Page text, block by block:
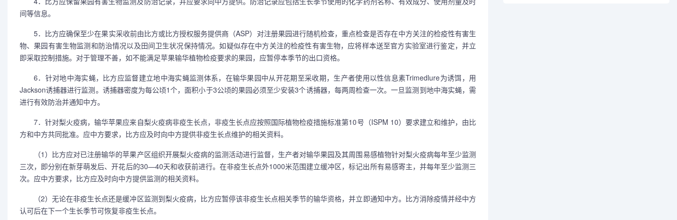
间等信息。
5．比方应确保至少在果实采收前由比方或比方授权服务提供商（ASP）对注册果园进行随机检查，重点检查是否存在中方关注的检疫性有害生
物、果园有害生物监测和防治情况以及田间卫生状况保持情况。如疑似存在中方关注的检疫性有害生物，应将样本送至官方实验室进行鉴定，并立
即采取控制措施。对于管理不善，如不能满足苹果输华植物检疫要求的果园，应暂停本季节的出口资格。
6．针对地中海实蝇，比方应监督建立地中海实蝇监测体系，在输华果园中从开花期至采收期，生产者使用以性信息素Trimedlure为诱饵，用
Jackson诱捕器进行监测。诱捕器密度为每公顷1个，面积小于3公顷的果园必须至少安装3个诱捕器，每两周检查一次。一旦监测到地中海实蝇，需
进行有效防治并通知中方。
7．针对梨火疫病，输华苹果应来自梨火疫病非疫生长点，非疫生长点应按照国际植物检疫措施标准第10号（ISPM 10）要求建立和维护，由比
方和中方共同批准。应中方要求，比方应及时向中方提供非疫生长点维护的相关资料。
（1）比方应对已注册输华的苹果产区组织开展梨火疫病的监测活动进行监督，生产者对输华果园及其周围易感植物针对梨火疫病每年至少监测
三次，即分别在新芽萌发后、开花后的30—40天和收获前进行。在非疫生长点外1000米范围建立缓冲区，标记出所有易感寄主，并每年至少监测三
次。应中方要求，比方应及时向中方提供监测的相关资料。
（2）无论在非疫生长点还是缓冲区监测到梨火疫病，比方应暂停该非疫生长点相关季节的输华资格，并立即通知中方。比方消除疫情并经中方
认可后在下一个生长季节可恢复非疫生长点。